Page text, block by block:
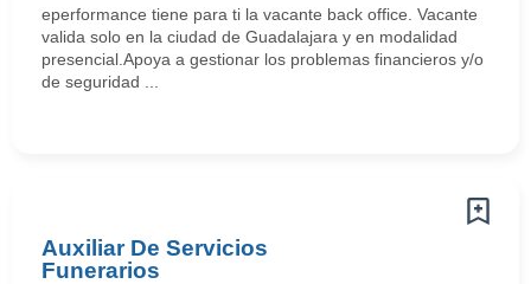
eperformance tiene para ti la vacante back office. Vacante
valida solo en la ciudad de Guadalajara y en modalidad
presencial.Apoya a gestionar los problemas financieros y/o
de seguridad ...
Auxiliar De Servicios
Funerarios